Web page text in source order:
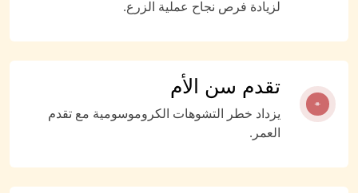
لزيادة فرص نجاح عملية الزرع.
تقدم سن الأم
يزداد خطر التشوهات الكروموسومية مع تقدم
العمر.